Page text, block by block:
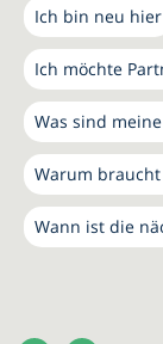
Ich bin neu hier
Ich möchte
Was sind
Warum braucht
Wann ist die